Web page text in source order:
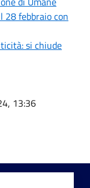
28 febbraio con
si chiude
13:36